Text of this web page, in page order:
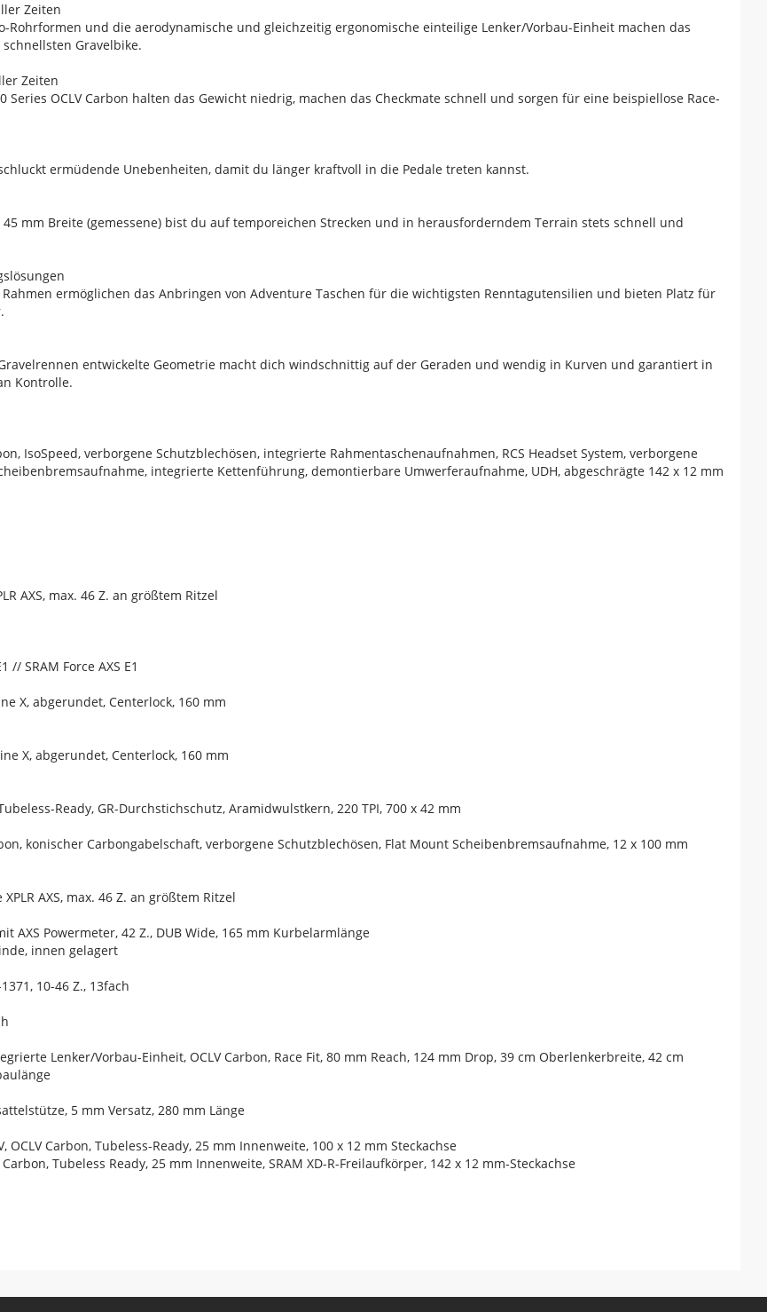
Zeiten
Rohrformen und die aerodynamische und gleichzeitig ergonomische einteilige Lenker/Vorbau-Einheit machen das
Gravelbike.
Zeiten
Series OCLV Carbon halten das Gewicht niedrig, machen das Checkmate schnell und sorgen für eine beispiellose Race-
ermüdende Unebenheiten, damit du länger kraftvoll in die Pedale treten kannst.
mm Breite (gemessene) bist du auf temporeichen Strecken und in herausforderndem Terrain stets schnell und
ermöglichen das Anbringen von Adventure Taschen für die wichtigsten Renntagutensilien und bieten Platz für
entwickelte Geometrie macht dich windschnittig auf der Geraden und wendig in Kurven und garantiert in
Kontrolle.
IsoSpeed, verborgene Schutzblechösen, integrierte Rahmentaschenaufnahmen, RCS Headset System, verborgene
integrierte Kettenführung, demontierbare Umwerferaufnahme, UDH, abgeschrägte 142 x 12 mm
AXS, max. 46 Z. an größtem Ritzel
// SRAM Force AXS E1
X, abgerundet, Centerlock, 160 mm
X, abgerundet, Centerlock, 160 mm
Ready, GR-Durchstichschutz, Aramidwulstkern, 220 TPI, 700 x 42 mm
konischer Carbongabelschaft, verborgene Schutzblechösen, Flat Mount Scheibenbremsaufnahme, 12 x 100 mm
AXS, max. 46 Z. an größtem Ritzel
AXS Powermeter, 42 Z., DUB Wide, 165 mm Kurbelarmlänge
innen gelagert
10-46 Z., 13fach
Lenker/Vorbau-Einheit, OCLV Carbon, Race Fit, 80 mm Reach, 124 mm Drop, 39 cm Oberlenkerbreite, 42 cm
5 mm Versatz, 280 mm Länge
OCLV Carbon, Tubeless-Ready, 25 mm Innenweite, 100 x 12 mm Steckachse
Tubeless Ready, 25 mm Innenweite, SRAM XD-R-Freilaufkörper, 142 x 12 mm-Steckachse